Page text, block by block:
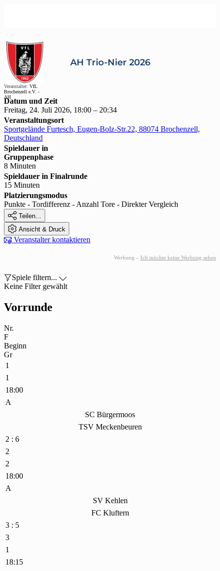
Veranstalter: VfL
Brochenzell e.V. -
AH
AH Trio-Nier 2026
Datum und Zeit
Freitag, 24. Juli 2026, 18:00 – 20:34
Veranstaltungsort
Sportgelände Furtesch, Eugen-Bolz-Str.22, 88074 Brochenzell,
Deutschland
Spieldauer in
Gruppenphase
8 Minuten
Spieldauer in Finalrunde
15 Minuten
Platzierungsmodus
Punkte - Tordifferenz - Anzahl Tore - Direkter Vergleich
 Teilen...
 Ansicht & Druck
 Veranstalter kontaktieren
Werbung – Ich möchte keine Werbung sehen
Spiele filtern... 
Keine Filter gewählt
Vorrunde
Nr.
F
Beginn
Gr
1
1
18:00
A
SC Bürgermoos
TSV Meckenbeuren
2 : 6
2
2
18:00
A
SV Kehlen
FC Kluftern
3 : 5
3
1
18:15